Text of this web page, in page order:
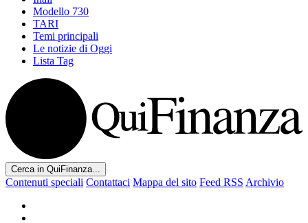
Modello 730
TARI
Temi principali
Le notizie di Oggi
Lista Tag
Cerca in QuiFinanza...
Contenuti speciali Contattaci Mappa del sito Feed RSS Archivio